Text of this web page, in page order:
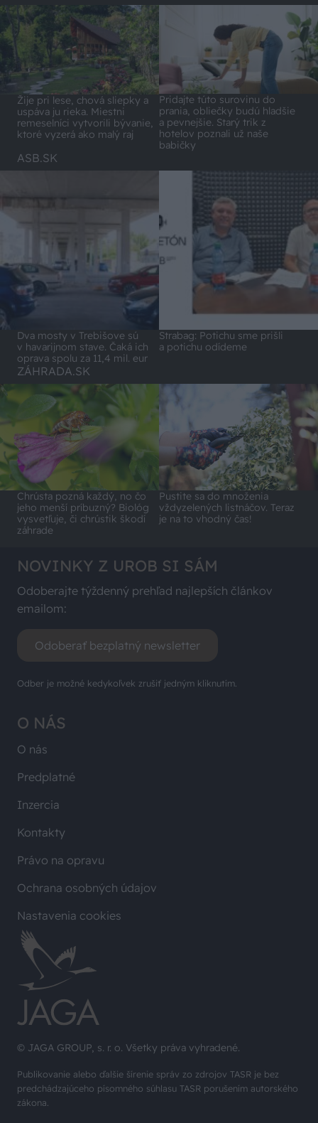
Žije pri lese, chová sliepky a
uspáva ju rieka. Miestni
remeselníci vytvorili bývanie,
ktoré vyzerá ako malý raj
Pridajte túto surovinu do
prania, obliečky budú hladšie
a pevnejšie. Starý trik z
hotelov poznali už naše
babičky
ASB.SK
Dva mosty v Trebišove sú
v havarijnom stave. Čaká ich
oprava spolu za 11,4 mil. eur
Strabag: Potichu sme prišli
a potichu odídeme
ZÁHRADA.SK
Chrústa pozná každý, no čo
jeho menší príbuzný? Biológ
vysvetľuje, či chrústik škodí
záhrade
Pustite sa do množenia
vždyzelených listnáčov. Teraz
je na to vhodný čas!
© JAGA GROUP, s. r. o. Všetky práva vyhradené.
Publikovanie alebo ďalšie šírenie správ zo zdrojov TASR je bez
predchádzajúceho písomného súhlasu TASR porušením autorského
zákona.
O NÁS
O nás
Predplatné
Inzercia
Kontakty
Právo na opravu
Ochrana osobných údajov
Nastavenia cookies
NOVINKY Z UROB SI SÁM
Odoberajte týždenný prehľad najlepších článkov
emailom:
Odoberať bezplatný newsletter
Odber je možné kedykoľvek zrušiť jedným kliknutím.